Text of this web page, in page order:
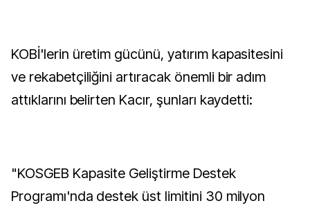
KOBİ'lerin üretim gücünü, yatırım kapasitesini
ve rekabetçiliğini artıracak önemli bir adım
attıklarını belirten Kacır, şunları kaydetti:
"KOSGEB Kapasite Geliştirme Destek
Programı'nda destek üst limitini 30 milyon